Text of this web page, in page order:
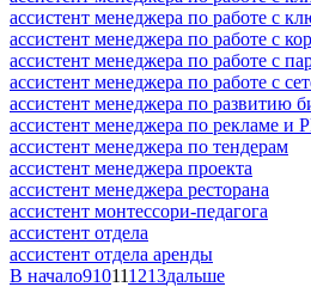
ассистент менеджера по работе с
ассистент менеджера по работе с
ассистент менеджера по работе с
ассистент менеджера по работе с
ассистент менеджера по развитию
ассистент менеджера по рекламе и
ассистент менеджера по тендерам
ассистент менеджера проекта
ассистент менеджера ресторана
ассистент монтессори-педагога
ассистент отдела
ассистент отдела аренды
В начало910111213дальше